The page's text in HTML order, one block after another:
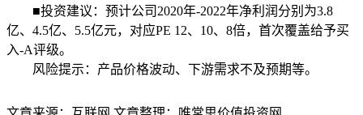
■投资建议：预计公司2020年-2022年净利润分别为3.8
亿、4.5亿、5.5亿元，对应PE 12、10、8倍，首次覆盖给予买
入-A评级。
风险提示：产品价格波动、下游需求不及预期等。